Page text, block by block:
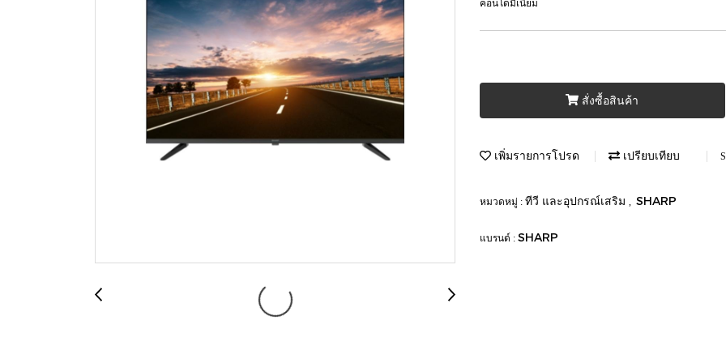
คอนโดมิเนียม
สั่งซื้อสินค้า
เพิ่มรายการโปรด เปรียบเทียบ
หมวดหมู่ : ทีวี และอุปกรณ์เสริม SHARP
แบรนด์ : SHARP